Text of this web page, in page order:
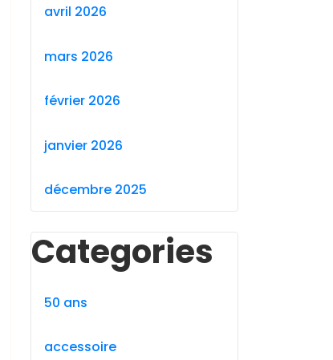
avril 2026
mars 2026
février 2026
janvier 2026
décembre 2025
Categories
50 ans
accessoire